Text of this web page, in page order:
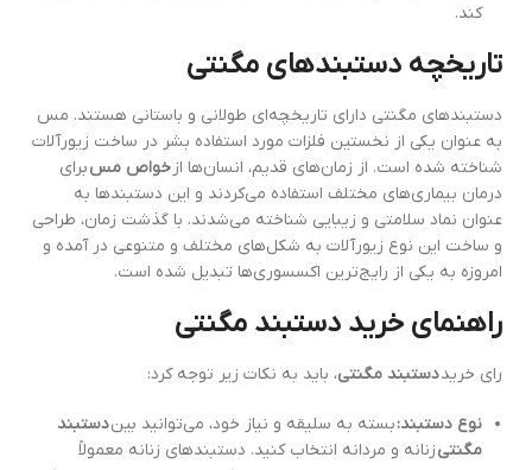
کند.
تاریخچه دستبندهای مگنتی
دستبندهای مگنتی دارای تاریخچه‌ای طولانی و باستانی هستند. مس
به عنوان یکی از نخستین فلزات مورد استفاده بشر در ساخت زیورآلات
شناخته شده است. از زمان‌های قدیم، انسان‌ها ازخواص مسبرای
درمان بیماری‌های مختلف استفاده می‌کردند و این دستبندها به
عنوان نماد سلامتی و زیبایی شناخته می‌شدند. با گذشت زمان، طراحی
و ساخت این نوع زیورآلات به شکل‌های مختلف و متنوعی در آمده و
امروزه به یکی از رایج‌ترین اکسسوری‌ها تبدیل شده است.
راهنمای خرید دستبند مگنتی
رای خریددستبند مگنتی، باید به نکات زیر توجه کرد:
نوع دستبند:بسته به سلیقه و نیاز خود، می‌توانید بیندستبند
مگنتیزنانه و مردانه انتخاب کنید. دستبندهای زنانه معمولاً